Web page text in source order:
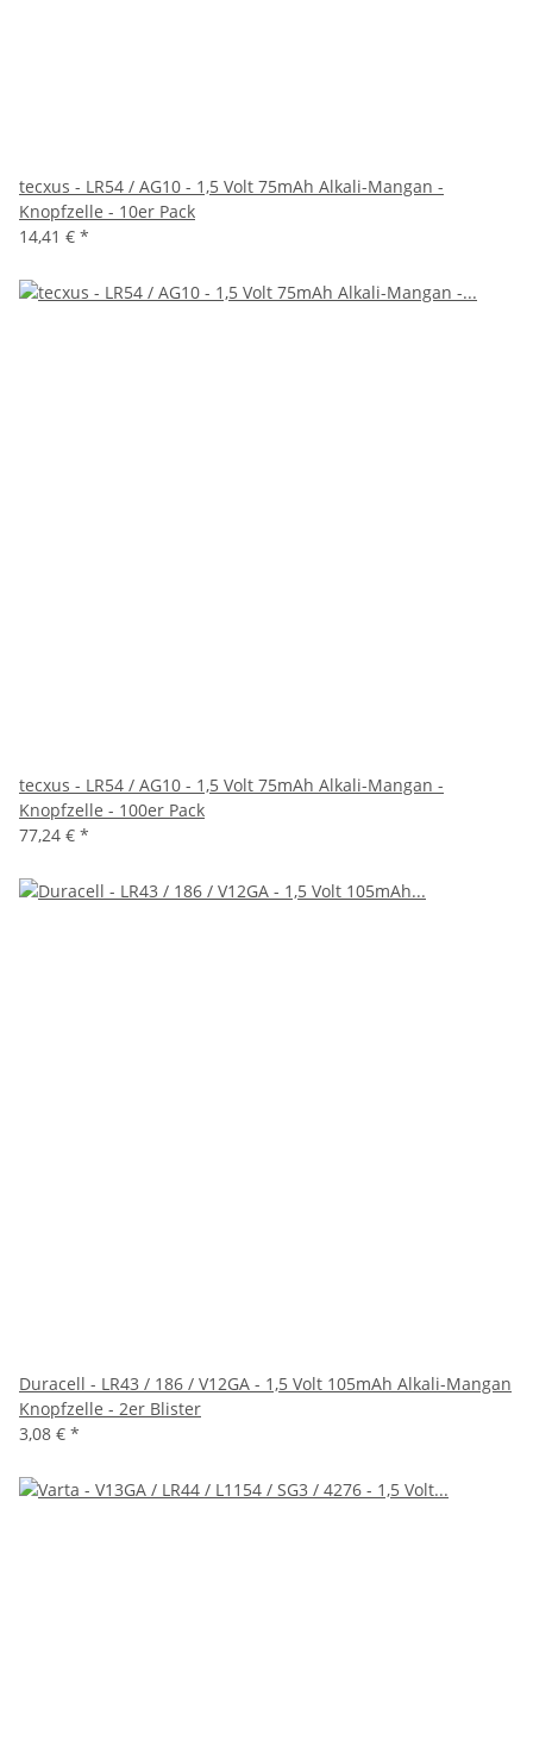
tecxus - LR54 / AG10 - 1,5 Volt 75mAh Alkali-Mangan -
Knopfzelle - 10er Pack
14,41 € *
tecxus - LR54 / AG10 - 1,5 Volt 75mAh Alkali-Mangan -
Knopfzelle - 100er Pack
77,24 € *
Duracell - LR43 / 186 / V12GA - 1,5 Volt 105mAh Alkali-Mangan
Knopfzelle - 2er Blister
3,08 € *